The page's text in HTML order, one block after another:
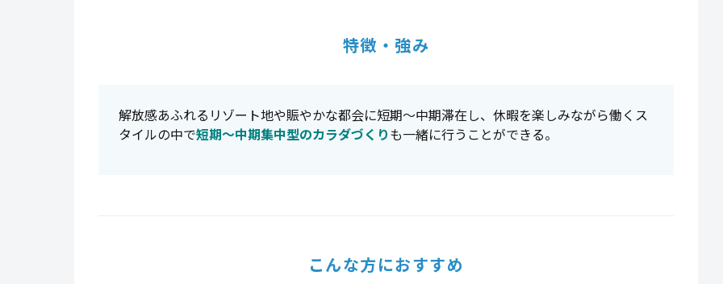
特徴・強み
解放感あふれるリゾート地や賑やかな都会に短期〜中期滞在し、休暇を楽しみながら働くス
タイルの中で短期〜中期集中型のカラダづくりも一緒に行うことができる。
こんな方におすすめ